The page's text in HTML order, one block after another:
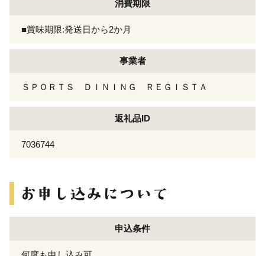
消費期限
■賞味期限:発送日から2か月
事業者
ＳＰＯＲＴＳ ＤＩＮＩＮＧ ＲＥＧＩＳＴＡ
返礼品ID
7036744
申込条件